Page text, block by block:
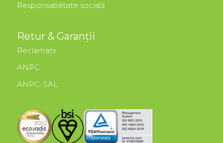
Responsabilitate socială
Retur & Garanții
Reclamații
ANPC
ANPC-SAL